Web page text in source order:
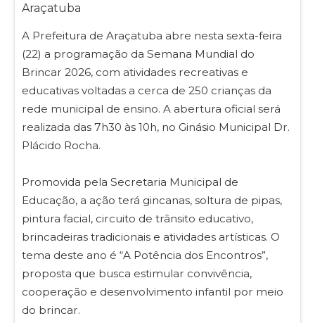
A Prefeitura de Araçatuba abre nesta sexta-feira
(22) a programação da Semana Mundial do
Brincar 2026, com atividades recreativas e
educativas voltadas a cerca de 250 crianças da
rede municipal de ensino. A abertura oficial será
realizada das 7h30 às 10h, no Ginásio Municipal Dr.
Plácido Rocha.
Promovida pela Secretaria Municipal de
Educação, a ação terá gincanas, soltura de pipas,
pintura facial, circuito de trânsito educativo,
brincadeiras tradicionais e atividades artísticas. O
tema deste ano é “A Potência dos Encontros”,
proposta que busca estimular convivência,
cooperação e desenvolvimento infantil por meio
do brincar.